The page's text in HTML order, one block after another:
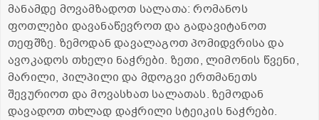
მანამდე მოვამზადოთ სალათა: რომანოს
ფოთლები დავანაწევროთ და გადავიტანოთ
თეფშზე. ზემოდან დავალაგოთ პომიდვრისა და
ავოკადოს თხელი ნაჭრები. ზეთი, ლიმონის წვენი,
მარილი, პილპილი და მდოგვი ერთმანეთს
შევურიოთ და მოვასხათ სალათას. ზემოდან
დავადოთ თხლად დაჭრილი სტეიკის ნაჭრები.